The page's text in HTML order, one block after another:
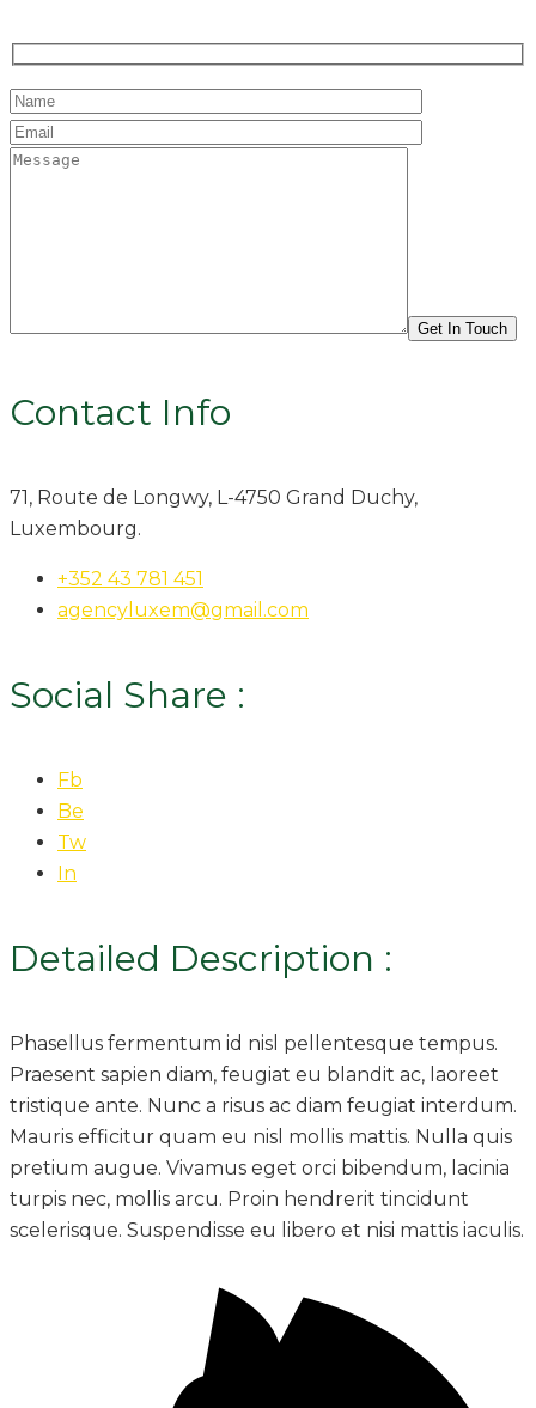
Contact Info
71, Route de Longwy, L-4750 Grand Duchy,
Luxembourg.
+352 43 781 451
agencyluxem@gmail.com
Social Share :
Fb
Be
Tw
In
Detailed Description :
Phasellus fermentum id nisl pellentesque tempus.
Praesent sapien diam, feugiat eu blandit ac, laoreet
tristique ante. Nunc a risus ac diam feugiat interdum.
Mauris efficitur quam eu nisl mollis mattis. Nulla quis
pretium augue. Vivamus eget orci bibendum, lacinia
turpis nec, mollis arcu. Proin hendrerit tincidunt
scelerisque. Suspendisse eu libero et nisi mattis iaculis.